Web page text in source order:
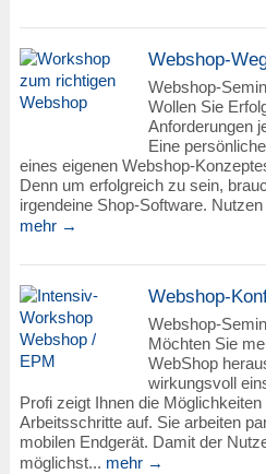
Webshop-
Webshop-
Wollen Sie
Anforderungen
Eine
eines eigenen Webshop-
Denn um erfolgreich zu sein,
irgendeine Shop-Software.
mehr →
Webshop-
Webshop-
Möchten Sie
WebShop
wirkungsvoll
Profi zeigt Ihnen die
Arbeitsschritte auf. Sie arbeiten
mobilen Endgerät. Damit der
möglichst... mehr →